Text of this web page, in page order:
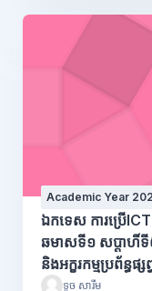
Academic Year
ឯកទេស ការប្រើ
ឆមាសទី១ សប្ដាហិ៍ទី
និងអក្ខរកម្មប្រព័ន្ធផ្ស
ទូច សារីម